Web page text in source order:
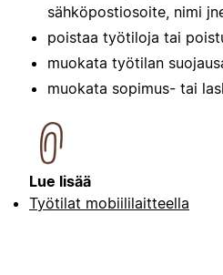
sähköpostiosoite, nimi
poistaa työtiloja tai
muokata työtilan
muokata sopimus- tai
Lue lisää
Työtilat mobiililaitteella